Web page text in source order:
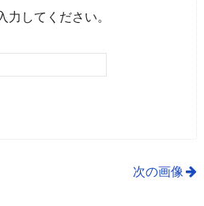
してください。
次の画像